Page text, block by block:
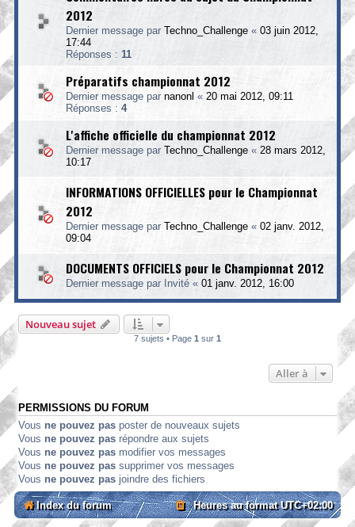
2012
Dernier message par Techno_Challenge « 03 juin 2012,
17:44
Réponses : 11
Préparatifs championnat 2012
Dernier message par nanonl « 20 mai 2012, 09:11
Réponses : 4
L'affiche officielle du championnat 2012
Dernier message par Techno_Challenge « 28 mars 2012,
10:17
INFORMATIONS OFFICIELLES pour le Championnat
2012
Dernier message par Techno_Challenge « 02 janv. 2012,
09:04
DOCUMENTS OFFICIELS pour le Championnat 2012
Dernier message par Invité « 01 janv. 2012, 16:00
Nouveau sujet
7 sujets • Page 1 sur 1
Aller à
PERMISSIONS DU FORUM
Vous ne pouvez pas poster de nouveaux sujets
Vous ne pouvez pas répondre aux sujets
Vous ne pouvez pas modifier vos messages
Vous ne pouvez pas supprimer vos messages
Vous ne pouvez pas joindre des fichiers
Index du forum Heures au formatUTC+02:00